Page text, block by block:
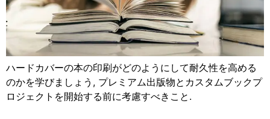
ハードカバーの本の印刷がどのようにして耐久性を高める
のかを学びましょう, プレミアム出版物とカスタムブックプ
ロジェクトを開始する前に考慮すべきこと.